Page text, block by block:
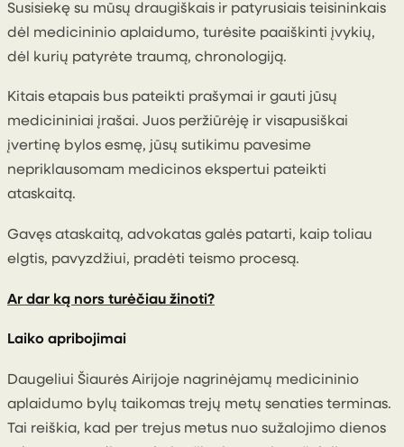
Susisiekę su mūsų draugiškais ir patyrusiais teisininkais
dėl medicininio aplaidumo, turėsite paaiškinti įvykių,
dėl kurių patyrėte traumą, chronologiją.
Kitais etapais bus pateikti prašymai ir gauti jūsų
medicininiai įrašai. Juos peržiūrėję ir visapusiškai
įvertinę bylos esmę, jūsų sutikimu pavesime
nepriklausomam medicinos ekspertui pateikti
ataskaitą.
Gavęs ataskaitą, advokatas galės patarti, kaip toliau
elgtis, pavyzdžiui, pradėti teismo procesą.
Ar dar ką nors turėčiau žinoti?
Laiko apribojimai
Daugeliui Šiaurės Airijoje nagrinėjamų medicininio
aplaidumo bylų taikomas trejų metų senaties terminas.
Tai reiškia, kad per trejus metus nuo sužalojimo dienos